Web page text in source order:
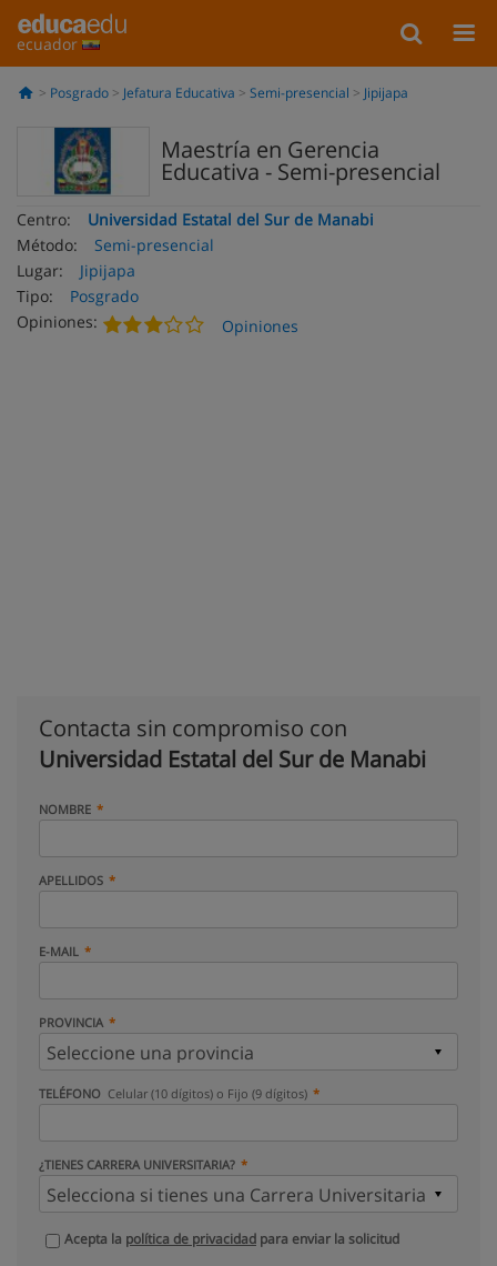
ecuador
Posgrado Jefatura Educativa Semi-presencial Jipijapa
Maestría en Gerencia
Educativa - Semi-presencial
Centro:
Universidad Estatal del Sur de Manabi
Método:
Semi-presencial
Lugar:
Jipijapa
Tipo:
Posgrado
Opiniones:
Opiniones
Contacta sin compromiso con
Universidad Estatal del Sur de Manabi
NOMBRE
APELLIDOS
E-MAIL
PROVINCIA
TELÉFONO Celular (10 dígitos) o Fijo (9 dígitos)
¿TIENES CARRERA UNIVERSITARIA?
Acepta la política de privacidad para enviar la solicitud